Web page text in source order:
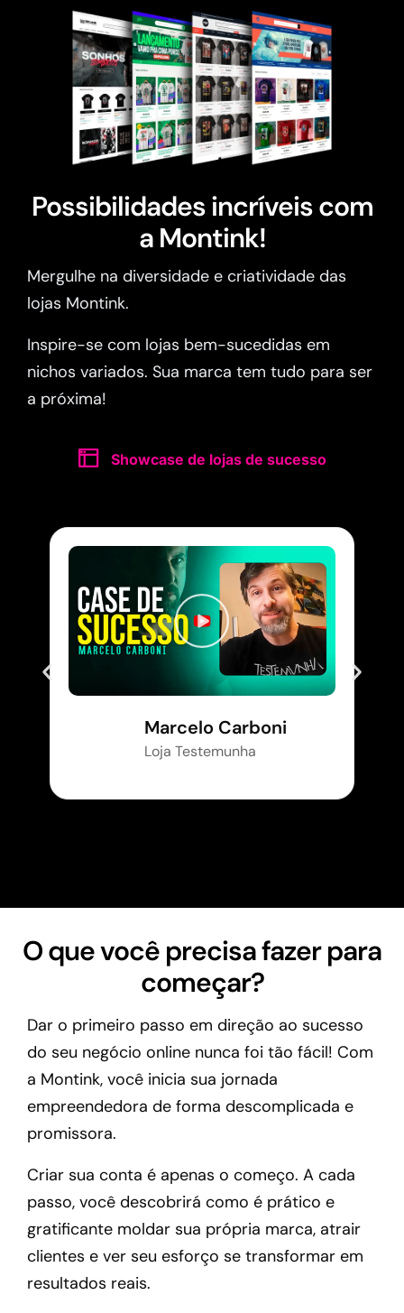
Possibilidades incríveis com
a Montink!
Mergulhe na diversidade e criatividade das
lojas Montink.
Inspire-se com lojas bem-sucedidas em
nichos variados. Sua marca tem tudo para ser
a próxima!
Showcase de lojas de sucesso
Marcelo Carboni
Loja Testemunha
O que você precisa fazer para
começar?
Dar o primeiro passo em direção ao sucesso
do seu negócio online nunca foi tão fácil! Com
a Montink, você inicia sua jornada
empreendedora de forma descomplicada e
promissora.
Criar sua conta é apenas o começo. A cada
passo, você descobrirá como é prático e
gratificante moldar sua própria marca, atrair
clientes e ver seu esforço se transformar em
resultados reais.